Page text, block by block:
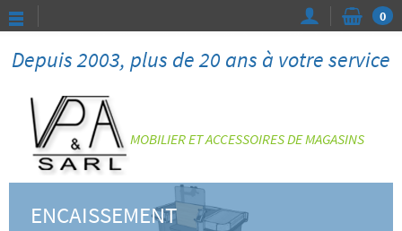
Depuis 2003, plus de 20 ans à votre service
0
MOBILIER ET ACCESSOIRES DE MAGASINS
ENCAISSEMENT